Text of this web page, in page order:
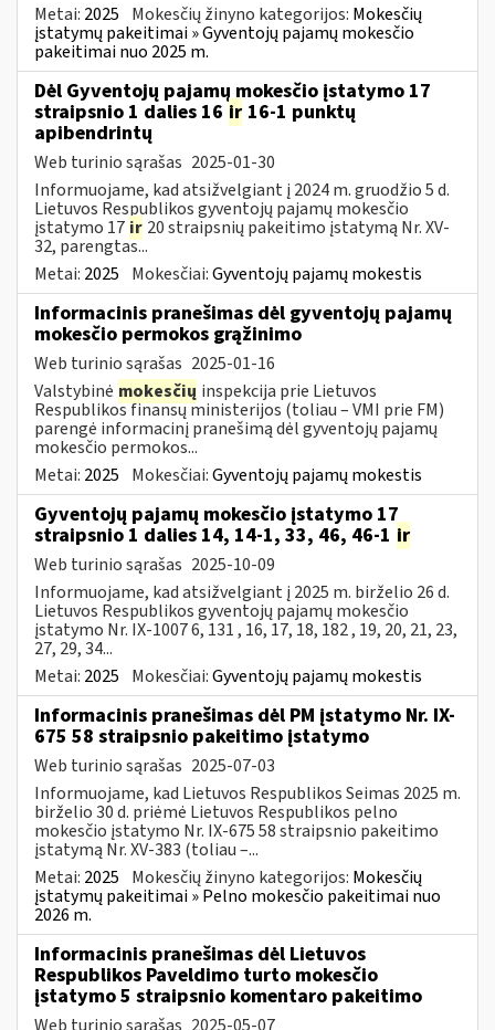
Metai: 2025 Mokesčių žinyno kategorijos: Mokesčių
įstatymų pakeitimai » Gyventojų pajamų mokesčio
pakeitimai nuo 2025 m.
Dėl Gyventojų pajamų mokesčio įstatymo 17
straipsnio 1 dalies 16 ir 16-1 punktų
apibendrintų
Web turinio sąrašas 2025-01-30
Informuojame, kad atsižvelgiant į 2024 m. gruodžio 5 d.
Lietuvos Respublikos gyventojų pajamų mokesčio
įstatymo 17 ir 20 straipsnių pakeitimo įstatymą Nr. XV-
32, parengtas...
Metai: 2025 Mokesčiai:Gyventojų pajamų mokestis
Informacinis pranešimas dėl gyventojų pajamų
mokesčio permokos grąžinimo
Web turinio sąrašas 2025-01-16
Valstybinė mokesčių inspekcija prie Lietuvos
Respublikos finansų ministerijos (toliau – VMI prie FM)
parengė informacinį pranešimą dėl gyventojų pajamų
mokesčio permokos...
Metai: 2025 Mokesčiai:Gyventojų pajamų mokestis
Gyventojų pajamų mokesčio įstatymo 17
straipsnio 1 dalies 14, 14-1, 33, 46, 46-1 ir
Web turinio sąrašas 2025-10-09
Informuojame, kad atsižvelgiant į 2025 m. birželio 26 d.
Lietuvos Respublikos gyventojų pajamų mokesčio
įstatymo Nr. IX-1007 6, 131 , 16, 17, 18, 182 , 19, 20, 21, 23,
27, 29, 34...
Metai: 2025 Mokesčiai:Gyventojų pajamų mokestis
Informacinis pranešimas dėl PM įstatymo Nr. IX-
675 58 straipsnio pakeitimo įstatymo
Web turinio sąrašas 2025-07-03
Informuojame, kad Lietuvos Respublikos Seimas 2025 m.
birželio 30 d. priėmė Lietuvos Respublikos pelno
mokesčio įstatymo Nr. IX-675 58 straipsnio pakeitimo
įstatymą Nr. XV-383 (toliau –...
Metai: 2025 Mokesčių žinyno kategorijos: Mokesčių
įstatymų pakeitimai » Pelno mokesčio pakeitimai nuo
2026 m.
Informacinis pranešimas dėl Lietuvos
Respublikos Paveldimo turto mokesčio
įstatymo 5 straipsnio komentaro pakeitimo
Web turinio sąrašas 2025-05-07